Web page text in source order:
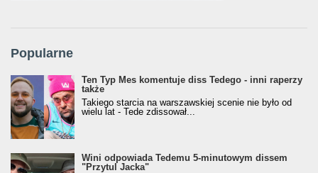
Popularne
Ten Typ Mes komentuje diss Tedego - inni raperzy
także
Takiego starcia na warszawskiej scenie nie było od
wielu lat - Tede zdissował...
Wini odpowiada Tedemu 5-minutowym dissem
"Przytul Jacka"